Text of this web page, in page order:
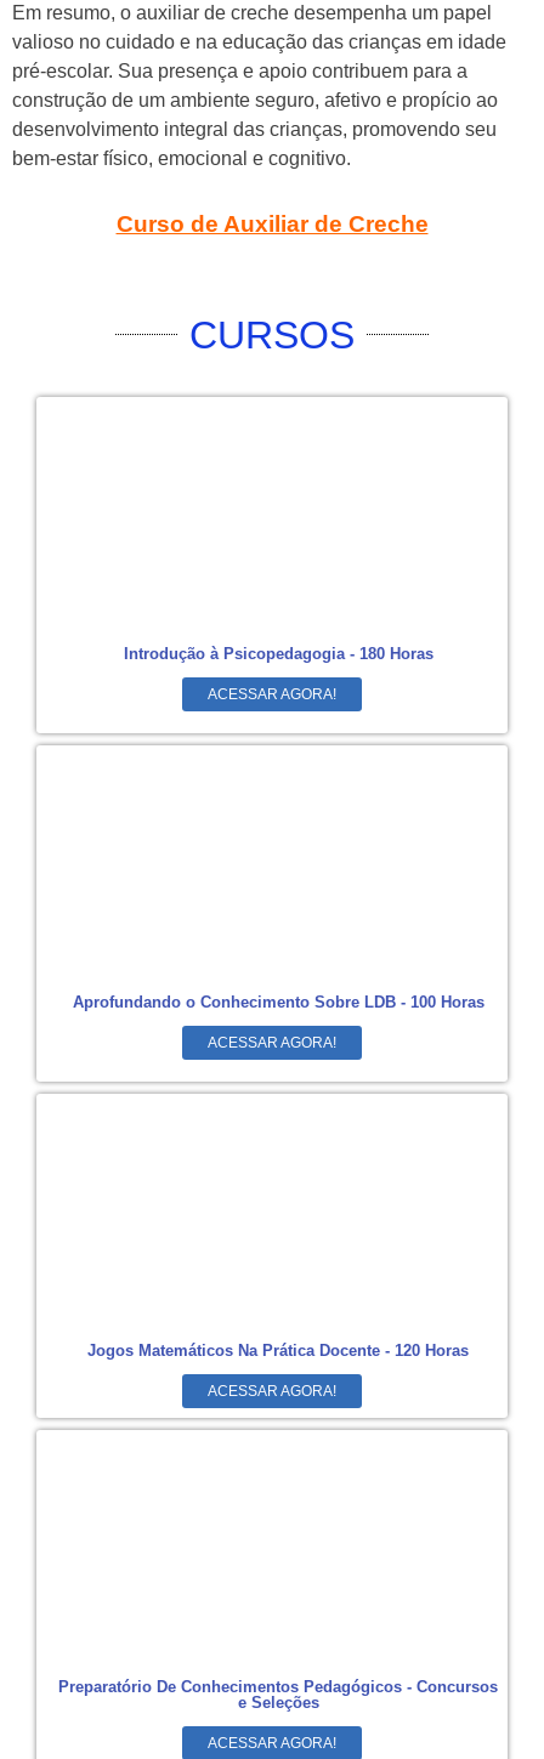
Em resumo, o auxiliar de creche desempenha um papel
valioso no cuidado e na educação das crianças em idade
pré-escolar. Sua presença e apoio contribuem para a
construção de um ambiente seguro, afetivo e propício ao
desenvolvimento integral das crianças, promovendo seu
bem-estar físico, emocional e cognitivo.
Curso de Auxiliar de Creche
CURSOS
Introdução à Psicopedagogia - 180 Horas
ACESSAR AGORA!
Aprofundando o Conhecimento Sobre LDB - 100 Horas
ACESSAR AGORA!
Jogos Matemáticos Na Prática Docente - 120 Horas
ACESSAR AGORA!
Preparatório De Conhecimentos Pedagógicos - Concursos
e Seleções
ACESSAR AGORA!